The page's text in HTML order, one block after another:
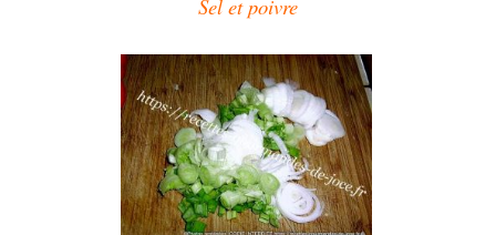
Sel et poivre